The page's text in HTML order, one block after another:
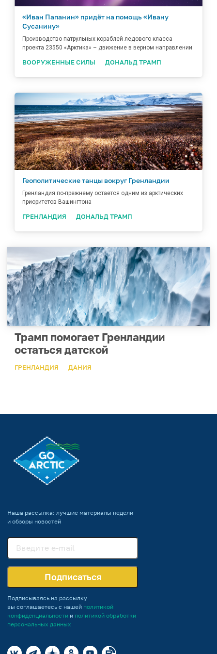
«Иван Папанин» придёт на помощь «Ивану
Сусанину»
Производство патрульных кораблей ледового класса
проекта 23550 «Арктика» – движение в верном направлении
ВООРУЖЕННЫЕ СИЛЫ ДОНАЛЬД ТРАМП
Геополитические танцы вокруг Гренландии
Гренландия по-прежнему остается одним из арктических
приоритетов Вашингтона
ГРЕНЛАНДИЯ ДОНАЛЬД ТРАМП
Трамп помогает Гренландии
остаться датской
ГРЕНЛАНДИЯ ДАНИЯ
Наша рассылка: лучшие материалы недели
и обзоры новостей
Подписаться
Подписываясь на рассылку
вы соглашаетесь с нашей политикой
конфиденциальности и политикой обработки
персональных данных